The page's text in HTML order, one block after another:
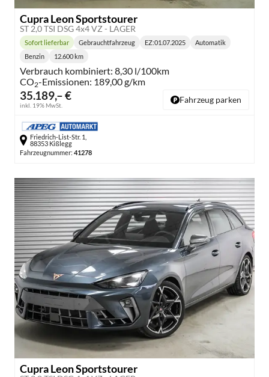
Cupra Leon Sportstourer
ST 2,0 TSI DSG 4x4 VZ - LAGER
35.189,– €
inkl. 19% MwSt.
Lieferzeit:
Sofort lieferbar Gebrauchtfahrzeug EZ:01.07.2025
Getriebe:
Automatik
Kraftstoff:
Benzin
Kilometerstand:
12.600 km
Verbrauch kombiniert: 8,30 l/100km
CO2-Emissionen: 189,00 g/km
Fahrzeug parken
Friedrich-List-Str. 1,
88353 Kißlegg
Fahrzeugnummer: 41278
Cupra Leon Sportstourer